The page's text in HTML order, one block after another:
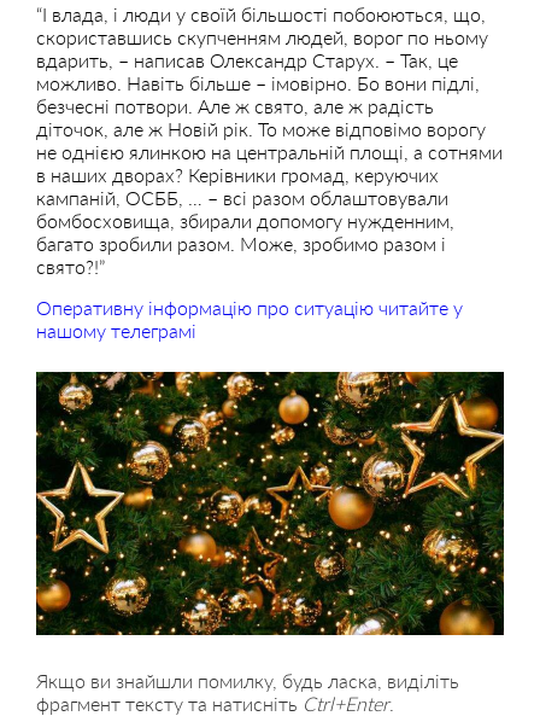
“І влада, і люди у своїй більшості побоюються, що,
скориставшись скупченням людей, ворог по ньому
вдарить, – написав Олександр Старух. – Так, це
можливо. Навіть більше – імовірно. Бо вони підлі,
безчесні потвори. Але ж свято, але ж радість
діточок, але ж Новій рік. То може відповімо ворогу
не однією ялинкою на центральній площі, а сотнями
в наших дворах? Керівники громад, керуючих
кампаній, ОСББ, … – всі разом облаштовували
бомбосховища, збирали допомогу нужденним,
багато зробили разом. Може, зробимо разом і
свято?!”
Оперативну інформацію про ситуацію читайте у
нашому телеграмі
Якщо ви знайшли помилку, будь ласка, виділіть
фрагмент тексту та натисніть Ctrl+Enter.